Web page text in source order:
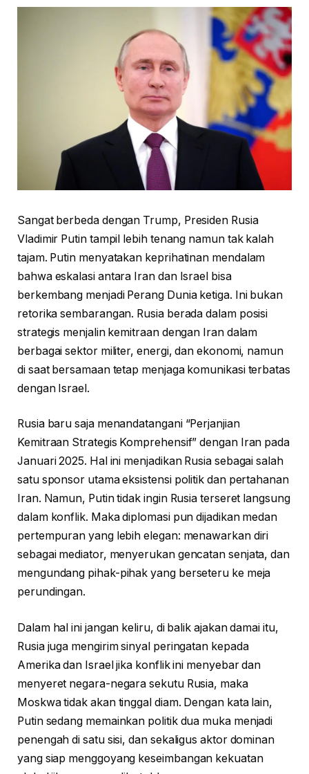
Sangat berbeda dengan Trump, Presiden Rusia
Vladimir Putin tampil lebih tenang namun tak kalah
tajam. Putin menyatakan keprihatinan mendalam
bahwa eskalasi antara Iran dan Israel bisa
berkembang menjadi Perang Dunia ketiga. Ini bukan
retorika sembarangan. Rusia berada dalam posisi
strategis menjalin kemitraan dengan Iran dalam
berbagai sektor militer, energi, dan ekonomi, namun
di saat bersamaan tetap menjaga komunikasi terbatas
dengan Israel.
Rusia baru saja menandatangani “Perjanjian
Kemitraan Strategis Komprehensif” dengan Iran pada
Januari 2025. Hal ini menjadikan Rusia sebagai salah
satu sponsor utama eksistensi politik dan pertahanan
Iran. Namun, Putin tidak ingin Rusia terseret langsung
dalam konflik. Maka diplomasi pun dijadikan medan
pertempuran yang lebih elegan: menawarkan diri
sebagai mediator, menyerukan gencatan senjata, dan
mengundang pihak-pihak yang berseteru ke meja
perundingan.
Dalam hal ini jangan keliru, di balik ajakan damai itu,
Rusia juga mengirim sinyal peringatan kepada
Amerika dan Israel jika konflik ini menyebar dan
menyeret negara-negara sekutu Rusia, maka
Moskwa tidak akan tinggal diam. Dengan kata lain,
Putin sedang memainkan politik dua muka menjadi
penengah di satu sisi, dan sekaligus aktor dominan
yang siap menggoyang keseimbangan kekuatan